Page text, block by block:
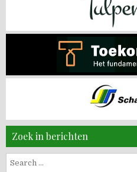
Zoek in berichten
Search